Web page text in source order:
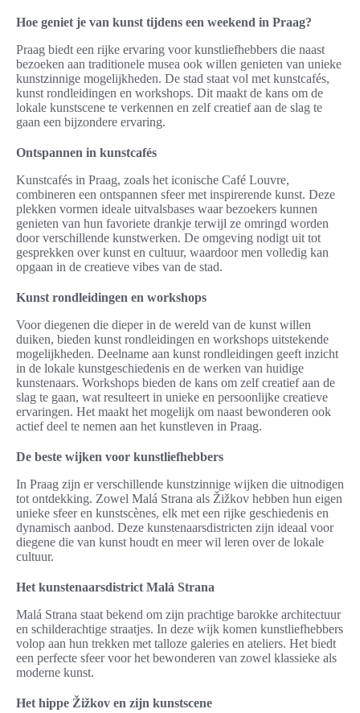
Hoe geniet je van kunst tijdens een weekend in Praag?
Praag biedt een rijke ervaring voor kunstliefhebbers die naast
bezoeken aan traditionele musea ook willen genieten van unieke
kunstzinnige mogelijkheden. De stad staat vol met kunstcafés,
kunst rondleidingen en workshops. Dit maakt de kans om de
lokale kunstscene te verkennen en zelf creatief aan de slag te
gaan een bijzondere ervaring.
Ontspannen in kunstcafés
Kunstcafés in Praag, zoals het iconische Café Louvre,
combineren een ontspannen sfeer met inspirerende kunst. Deze
plekken vormen ideale uitvalsbases waar bezoekers kunnen
genieten van hun favoriete drankje terwijl ze omringd worden
door verschillende kunstwerken. De omgeving nodigt uit tot
gesprekken over kunst en cultuur, waardoor men volledig kan
opgaan in de creatieve vibes van de stad.
Kunst rondleidingen en workshops
Voor diegenen die dieper in de wereld van de kunst willen
duiken, bieden kunst rondleidingen en workshops uitstekende
mogelijkheden. Deelname aan kunst rondleidingen geeft inzicht
in de lokale kunstgeschiedenis en de werken van huidige
kunstenaars. Workshops bieden de kans om zelf creatief aan de
slag te gaan, wat resulteert in unieke en persoonlijke creatieve
ervaringen. Het maakt het mogelijk om naast bewonderen ook
actief deel te nemen aan het kunstleven in Praag.
De beste wijken voor kunstliefhebbers
In Praag zijn er verschillende kunstzinnige wijken die uitnodigen
tot ontdekking. Zowel Malá Strana als Žižkov hebben hun eigen
unieke sfeer en kunstscènes, elk met een rijke geschiedenis en
dynamisch aanbod. Deze kunstenaarsdistricten zijn ideaal voor
diegene die van kunst houdt en meer wil leren over de lokale
cultuur.
Het kunstenaarsdistrict Malá Strana
Malá Strana staat bekend om zijn prachtige barokke architectuur
en schilderachtige straatjes. In deze wijk komen kunstliefhebbers
volop aan hun trekken met talloze galeries en ateliers. Het biedt
een perfecte sfeer voor het bewonderen van zowel klassieke als
moderne kunst.
Het hippe Žižkov en zijn kunstscene